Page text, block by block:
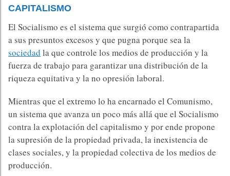
CAPITALISMO
El Socialismo es el sistema que surgió como contrapartida
a sus presuntos excesos y que pugna porque sea la
sociedad la que controle los medios de producción y la
fuerza de trabajo para garantizar una distribución de la
riqueza equitativa y la no opresión laboral. ​
Mientras que el extremo lo ha encarnado el Comunismo,
un sistema que avanza un poco más allá que el Socialismo
contra la explotación del capitalismo y por ende propone
la supresión de la propiedad privada, la inexistencia de
clases sociales, y la propiedad colectiva de los medios de
producción.​